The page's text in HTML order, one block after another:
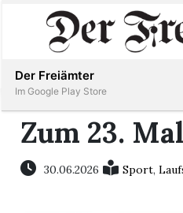
Immobilien
Inserieren
Zum 23.
30.06.2026 Sport,
Der Freiämter
Im Google Play Store